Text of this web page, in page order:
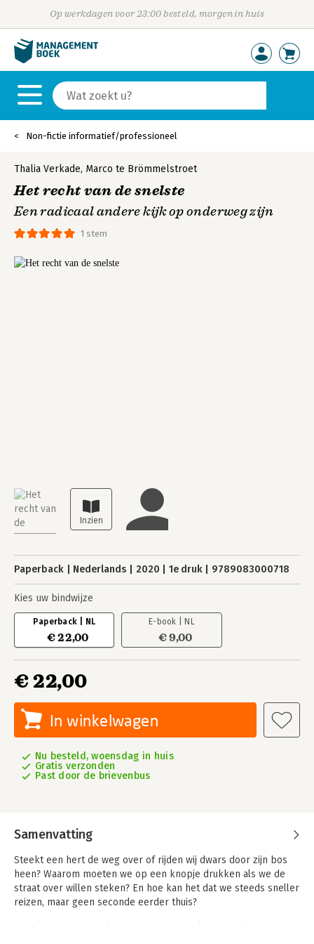
Op werkdagen voor 23:00 besteld, morgen in huis
Non-fictie informatief/professioneel
1 stem
Thalia Verkade, Marco te Brömmelstroet
Het recht van de snelste
Een radicaal andere kijk op onderweg zijn
Paperback Nederlands 2020 1e druk 9789083000718
Kies uw bindwijze
Paperback | NL
€ 22,00
E-book | NL
€ 9,00
€ 22,00
In winkelwagen
Nu besteld, woensdag in huis
Gratis verzonden
Past door de brievenbus
Samenvatting
Steekt een hert de weg over of rijden wij dwars door zijn bos
heen? Waarom moeten we op een knopje drukken als we de
straat over willen steken? En hoe kan het dat we steeds sneller
reizen, maar geen seconde eerder thuis?